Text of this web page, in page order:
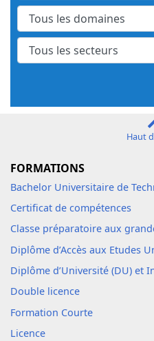
Haut
FORMATIONS
Bachelor Universitaire de
Certificat de compétences
Classe préparatoire aux
Diplôme d’Accès aux Etudes
Diplôme d’Université (DU) et
Double licence
Formation Courte
Licence